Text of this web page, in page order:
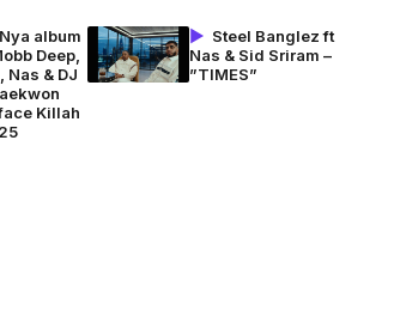
album
Deep,
Nas & DJ
Killah
Steel Banglez ft
Nas & Sid Sriram –
”TIMES”